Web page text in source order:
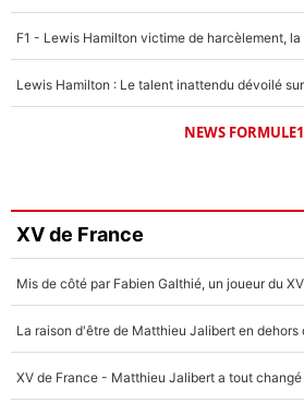
NEWS FORMULE1
XV de France